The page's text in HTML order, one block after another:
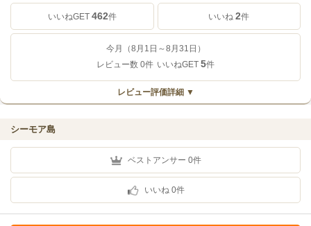
いいねGET 462件 いいね2件
今月（8月1日～8月31日）
レビュー数 0件 いいねGET 5件
レビュー評価詳細 ▼
シーモア島
ベストアンサー 0件
いいね 0件